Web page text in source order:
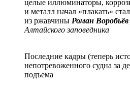
целые иллюминаторы,
и металл начал «плакать»
из ржавчины Роман Воробьёв
Алтайского заповедника
Последние кадры (теперь
непотревоженного судна за
подъема